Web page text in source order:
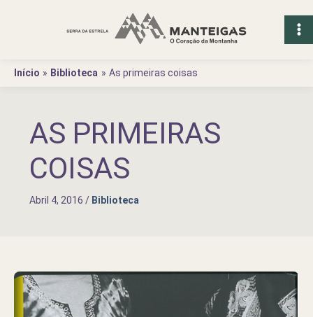
Início
Biblioteca As primeiras coisas
AS PRIMEIRAS
COISAS
Abril 4, 2016 / Biblioteca